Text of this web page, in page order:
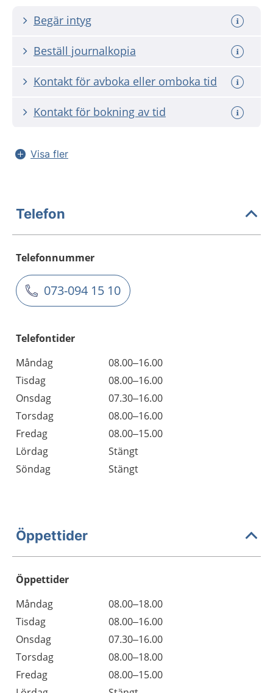
Begär intyg
Beställ journalkopia
Kontakt för avboka eller omboka tid
Kontakt för bokning av tid
Visa fler
Telefon
Telefonnummer
073-094 15 10
Telefontider
Måndag
08.00–16.00
Tisdag
08.00–16.00
Onsdag
07.30–16.00
Torsdag
08.00–16.00
Fredag
08.00–15.00
Lördag
Stängt
Söndag
Stängt
Öppettider
Öppettider
Dag
Öppettider
Kommentarer
Måndag
08.00–18.00
Tisdag
08.00–16.00
Onsdag
07.30–16.00
Torsdag
08.00–18.00
Fredag
08.00–15.00